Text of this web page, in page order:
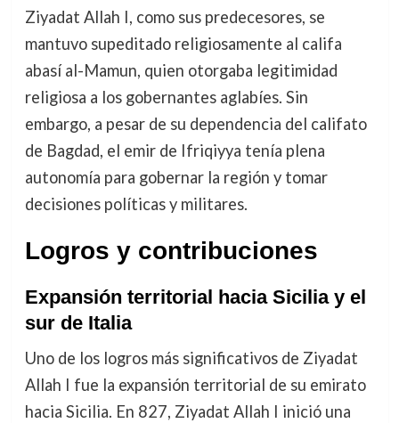
Ziyadat Allah I, como sus predecesores, se
mantuvo supeditado religiosamente al califa
abasí al-Mamun, quien otorgaba legitimidad
religiosa a los gobernantes aglabíes. Sin
embargo, a pesar de su dependencia del califato
de Bagdad, el emir de Ifriqiyya tenía plena
autonomía para gobernar la región y tomar
decisiones políticas y militares.
Logros y contribuciones
Expansión territorial hacia Sicilia y el
sur de Italia
Uno de los logros más significativos de Ziyadat
Allah I fue la expansión territorial de su emirato
hacia Sicilia. En 827, Ziyadat Allah I inició una